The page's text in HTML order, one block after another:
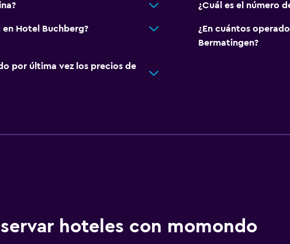
¿Cuál es el número
Hotel Buchberg?
¿En cuántos
Bermatingen?
por última vez los precios de
hoteles con momondo